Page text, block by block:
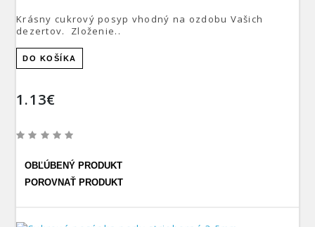
Krásny cukrový posyp vhodný na ozdobu Vašich
dezertov. Zloženie..
DO KOŠÍKA
1.13€
OBĽÚBENÝ PRODUKT
POROVNAŤ PRODUKT